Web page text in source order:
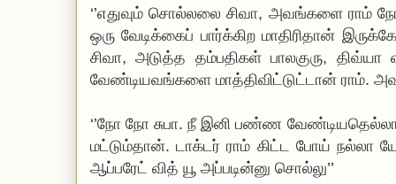
‘’எதுவும் சொல்லலை சிவா, அவங்களை ராம்
ஒரு வேடிக்கைப் பார்க்கிற மாதிரிதான்
சிவா, அடுத்த தம்பதிகள் பாலகுரு,
வேண்டியவங்களை மாத்திவிட்டுட்டான் ராம்.
‘’நோ நோ சுபா. நீ இனி பண்ண
மட்டும்தான். டாக்டர் ராம் கிட்ட போய் நல்லா
ஆப்பரேட் வித் யூ அப்படின்னு சொல்லு’’